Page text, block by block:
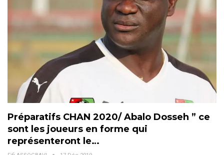
Préparatifs CHAN 2020/ Abalo Dosseh ” ce
sont les joueurs en forme qui
représenteront le…